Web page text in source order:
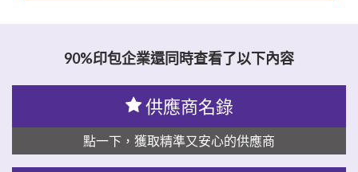
90%印包企業還同時查看了以下內容
供應商名錄
點一下，獲取精準又安心的供應商